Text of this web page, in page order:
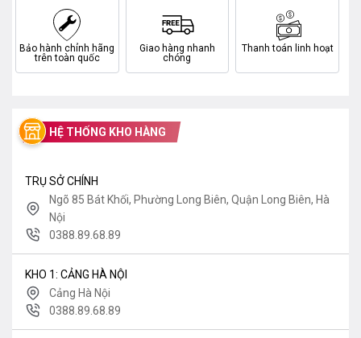
Bảo hành chính hãng
trên toàn quốc
Giao hàng nhanh
chóng
Thanh toán linh hoạt
HỆ THỐNG KHO HÀNG
TRỤ SỞ CHÍNH
Ngõ 85 Bát Khối, Phường Long Biên, Quận Long Biên, Hà
Nội
0388.89.68.89
KHO 1: CẢNG HÀ NỘI
Cảng Hà Nội
0388.89.68.89